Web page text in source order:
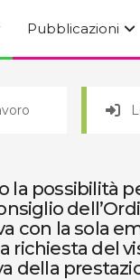
Pubblicazioni
la possibilità
con la sola
richiesta del
della